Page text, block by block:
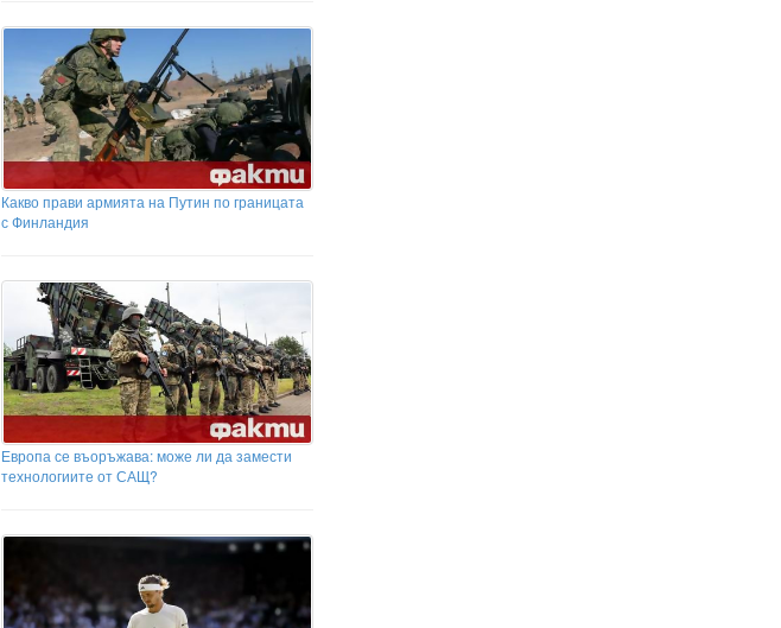
Какво прави армията на Путин по границата
с Финландия
Европа се въоръжава: може ли да замести
технологиите от САЩ?